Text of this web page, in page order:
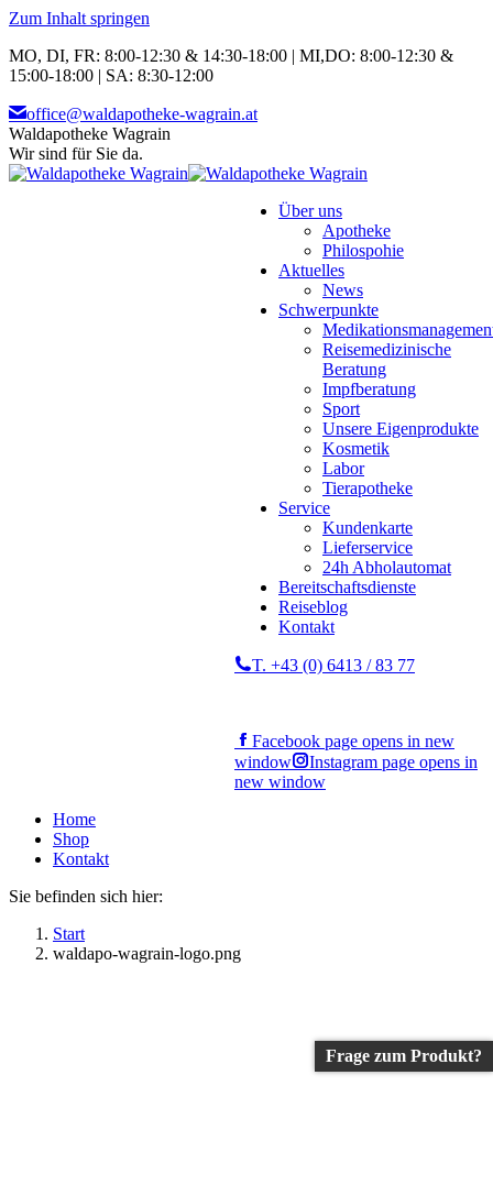
Zum Inhalt springen
MO, DI, FR: 8:00-12:30 & 14:30-18:00 | MI,DO: 8:00-12:30 &
15:00-18:00 | SA: 8:30-12:00
office@waldapotheke-wagrain.at
Waldapotheke Wagrain
Wir sind für Sie da.
Über uns
Apotheke
Philospohie
Aktuelles
News
Schwerpunkte
Reisemedizinische
Beratung
Impfberatung
Sport
Unsere Eigenprodukte
Kosmetik
Labor
Tierapotheke
Service
Kundenkarte
Lieferservice
24h Abholautomat
Bereitschaftsdienste
Reiseblog
Kontakt
T. +43 (0) 6413 / 83 77
Facebook page opens in new
window
Instagram page opens in
new window
Home
Shop
Kontakt
Sie befinden sich hier:
Start
waldapo-wagrain-logo.png
Frage zum Produkt?